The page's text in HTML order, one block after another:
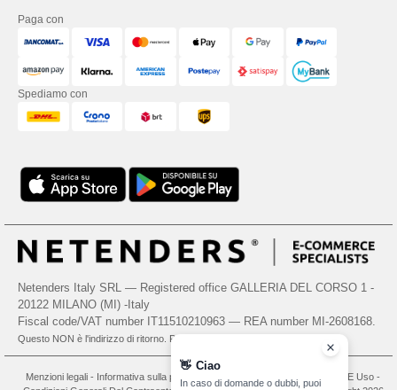
Paga con
Spediamo con
Netenders Italy SRL — Registered office GALLERIA DEL CORSO 1 -
20122 MILANO (MI) -Italy
Fiscal code/VAT number IT11510210963 — REA number MI-2608168.
Questo NON è l'indirizzo di ritorno. Per i resi, vedere qui
Menzioni legali - Informativa sulla privacy Condizioni Generali Di Accesso E Uso -
👋 Ciao
In caso di domande o dubbi, puoi